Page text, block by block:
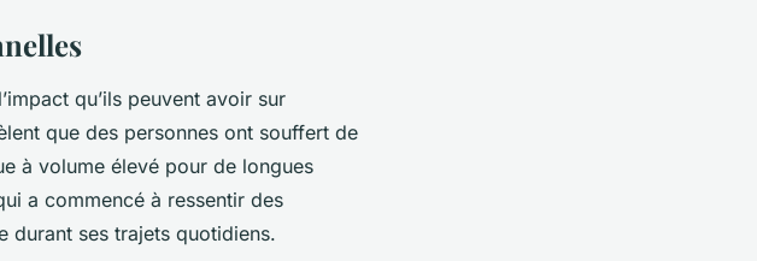
qu’ils peuvent avoir sur
que des personnes ont souffert de
à volume élevé pour de longues
a commencé à ressentir des
durant ses trajets quotidiens.